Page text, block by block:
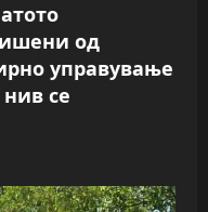
од
управување
се